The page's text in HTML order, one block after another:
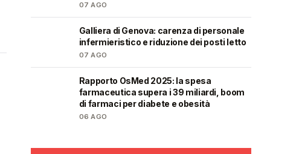
07 AGO
Galliera di Genova: carenza di personale
infermieristico e riduzione dei posti letto
07 AGO
Rapporto OsMed 2025: la spesa
farmaceutica supera i 39 miliardi, boom
di farmaci per diabete e obesità
06 AGO